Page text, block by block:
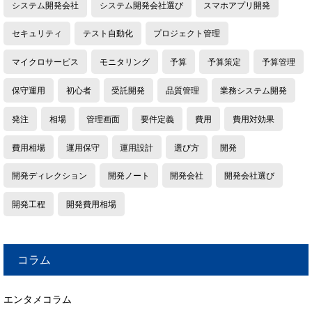
システム開発会社 システム開発会社選び スマホアプリ開発
セキュリティ テスト自動化 プロジェクト管理
マイクロサービス モニタリング 予算 予算策定 予算管理
保守運用 初心者 受託開発 品質管理 業務システム開発
発注 相場 管理画面 要件定義 費用 費用対効果
費用相場 運用保守 運用設計 選び方 開発
開発ディレクション 開発ノート 開発会社 開発会社選び
開発工程 開発費用相場
コラム
エンタメコラム